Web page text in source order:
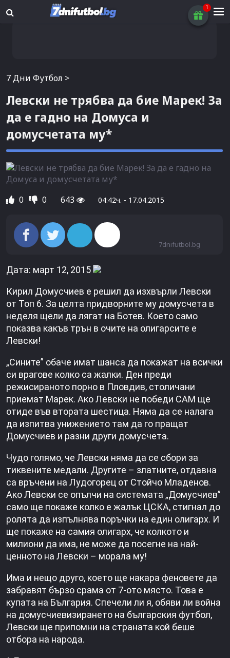
7 Дни Футбол >
Левски не трябва да бие Марек! За
да е гадно на Домуса и
домусчетата му*
0 0 643 04:42ч. - 17.04.2015
7dnifutbol.bg
Дата: март 12, 2015
Кирил Домусчиев е решил да изхвърли Левски
от Топ 6. За целта придворните му домусчета в
неделя щели да лягат на Ботев. Което само
показва какъв трън в очите на олигарсите е
Левски!
„Сините” обаче имат шанса да покажат на всички
си врагове колко са жалки. Ден преди
режисираното порно в Пловдив, столичани
приемат Марек. Ако Левски не победи САМ ще
отиде във втората шестица. Няма да се налага
да изпитва унижението там да го пращат
Домусчиев и разни други домусчета.
Чудо голямо, че Левски няма да се сбори за
тиквените медали. Другите – златните, отдавна
са връчени на Лудогорец от Стойчо Младенов.
Ако Левски се опълчи на системата „Домусчиев”
само ще покаже колко е жалък ЦСКА, стигнал до
ролята да изпълнява поръчки на един олигарх. И
ще покаже на самия олигарх, че колкото и
милиони да има, не може да посегне на най-
ценното на Левски – морала му!
Има и нещо друго, което ще накара феновете да
забравят бързо срама от 7-ото място. Това е
купата на България. Спечели ли я, обяви ли война
на домусчиевизирането на българския футбол,
Левски ще припомни на страната кой беше
отбора на народа.